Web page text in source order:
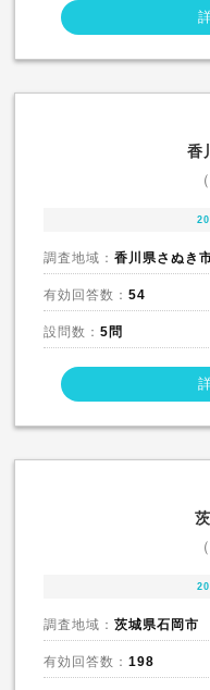
香
調査地域： 香川県さぬき
有効回答数： 54
設問数： 5問
調査地域： 茨城県石岡市
有効回答数： 198